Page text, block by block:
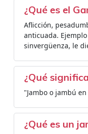
¿Qué es el
Aflicción,
anticuada.
sinvergüenza, le
¿Qué
"Jambo o jambú
¿Qué es un